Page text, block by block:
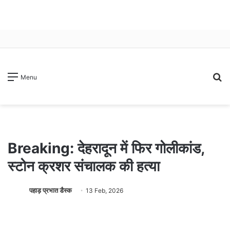
Menu
Breaking: देहरादून में फिर गोलीकांड,
स्टोन क्रशर संचालक की हत्या
पहाड़ प्रभात डैस्क 13 Feb, 2026